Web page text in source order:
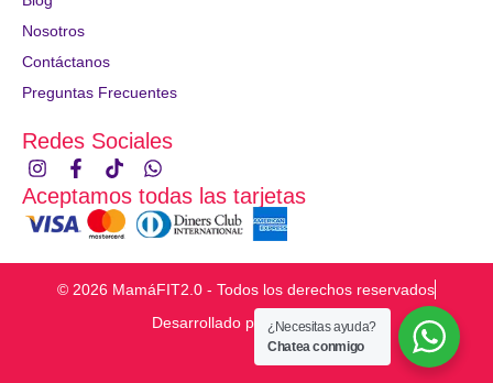
Nosotros
Contáctanos
Preguntas Frecuentes
Redes Sociales
Aceptamos todas las tarjetas
© 2026 MamáFIT2.0 - Todos los derechos reservados
Desarrollado por ¿Necesitas ayuda?
Chatea conmigo